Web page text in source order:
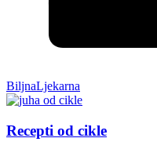
BiljnaLjekarna
Recepti od cikle